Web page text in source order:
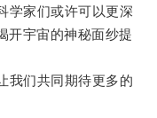
家们或许可以更深
开宇宙的神秘面纱提
们共同期待更多的